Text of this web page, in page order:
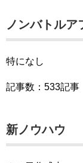
ノンバトルア
特になし
記事数：533記事
新ノウハウ